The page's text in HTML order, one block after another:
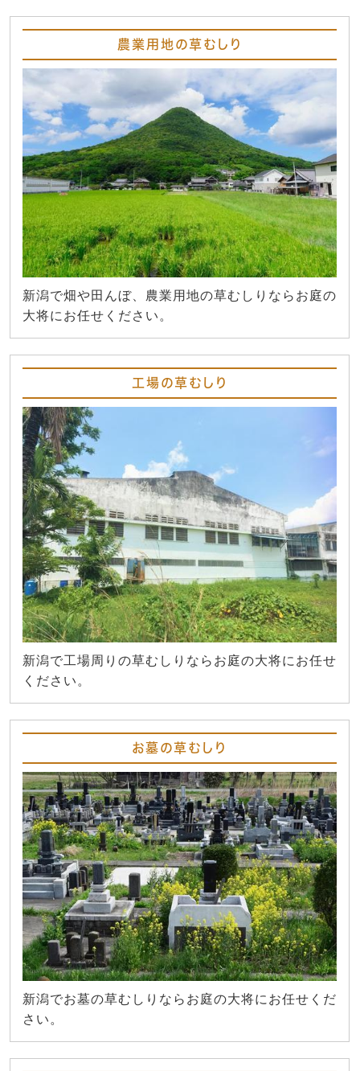
農業用地の草むしり
新潟で畑や田んぼ、農業用地の草むしりならお庭の
大将にお任せください。
工場の草むしり
新潟で工場周りの草むしりならお庭の大将にお任せ
ください。
お墓の草むしり
新潟でお墓の草むしりならお庭の大将にお任せくだ
さい。